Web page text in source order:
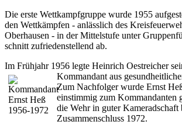
Die erste Wettkampfgruppe wurde 1955
den Wettkämpfen - anlässlich des
Oberhausen - in der Mittelstufe unter
schnitt zufriedenstellend ab.
Im Frühjahr 1956 legte Heinrich Oestreicher
Kommandant aus
Zum Nachfolger wurde Ernst
einstimmig zum Kommandanten
die Wehr in guter Kameradschaft
Zusammenschluss 1972.